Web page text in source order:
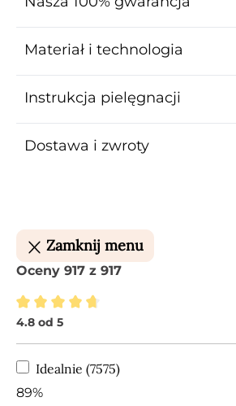
Materiał i technologia
Instrukcja pielęgnacji
Dostawa i zwroty
Zamknij menu
Oceny 917 z 917
Średnia ocena 4.8 z 5 gwiazdek
4.8 od 5
Idealnie (7575)
89%